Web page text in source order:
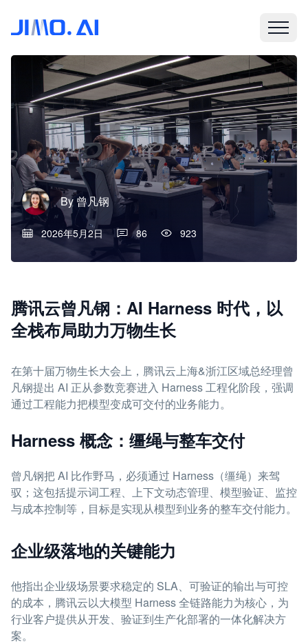
By 曾凡钢
2026年5月2日 86 923
腾讯云曾凡钢：AI Harness 时代，以
全栈布局助力万物生长
在第十届万物生长大会上，腾讯云上海&浙江区域总经理曾
凡钢提出 AI 正从参数竞赛进入 Harness 工程化阶段，强调
通过工程能力把模型变成可交付的业务能力。
Harness 概念：缰绳与整车交付
曾凡钢把 AI 比作野马，必须通过 Harness（缰绳）来驾
驭；这包括提示词工程、上下文动态管理、模型验证、监控
与成本控制等，目标是实现从模型到业务的整车交付能力。
企业级落地的关键能力
他指出企业级场景要求稳定的 SLA、可验证的输出与可控
的成本，腾讯云以大模型 Harness 全链路能力为核心，为
行业客户提供从开发、验证到生产化部署的一体化解决方
案。